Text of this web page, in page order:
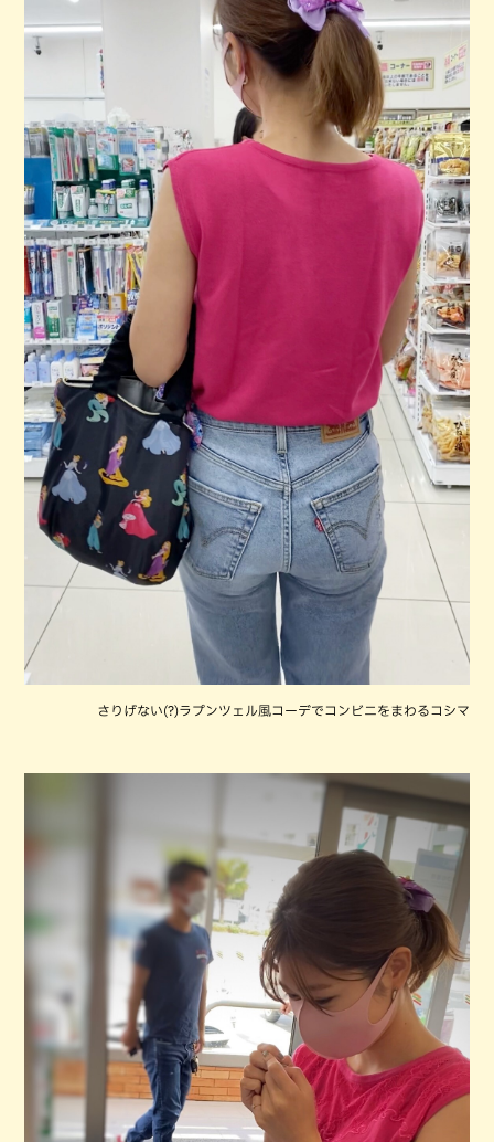
さりげない(?)ラプンツェル風コーデでコンビニをまわるコシマ